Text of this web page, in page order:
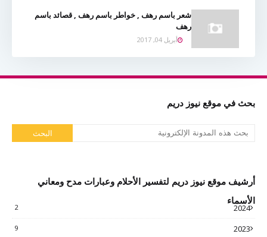
شعر باسم رهف , خواطر باسم رهف , قصائد باسم
رهف
أبريل 04, 2017
بحث في موقع نيوز دريم
أرشيف موقع نيوز دريم لتفسير الأحلام وعبارات مدح ومعاني
الأسماء
2024
2
2023
9